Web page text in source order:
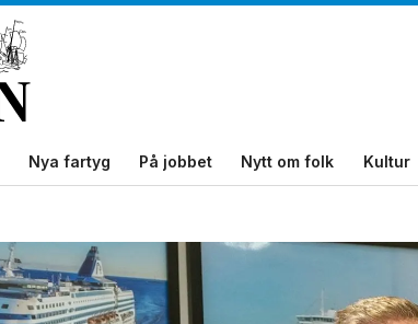
Nya fartyg På jobbet Nytt om folk Kultur